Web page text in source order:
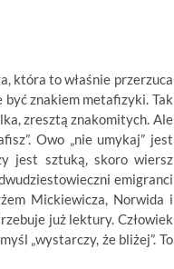
która to właśnie przerzuca
być znakiem metafizyki. Tak
zresztą znakomitych. Ale
Owo „nie umykaj” jest
jest sztuką, skoro wiersz
emigranci
Mickiewicza, Norwida i
już lektury. Człowiek
„wystarczy, że bliżej”. To